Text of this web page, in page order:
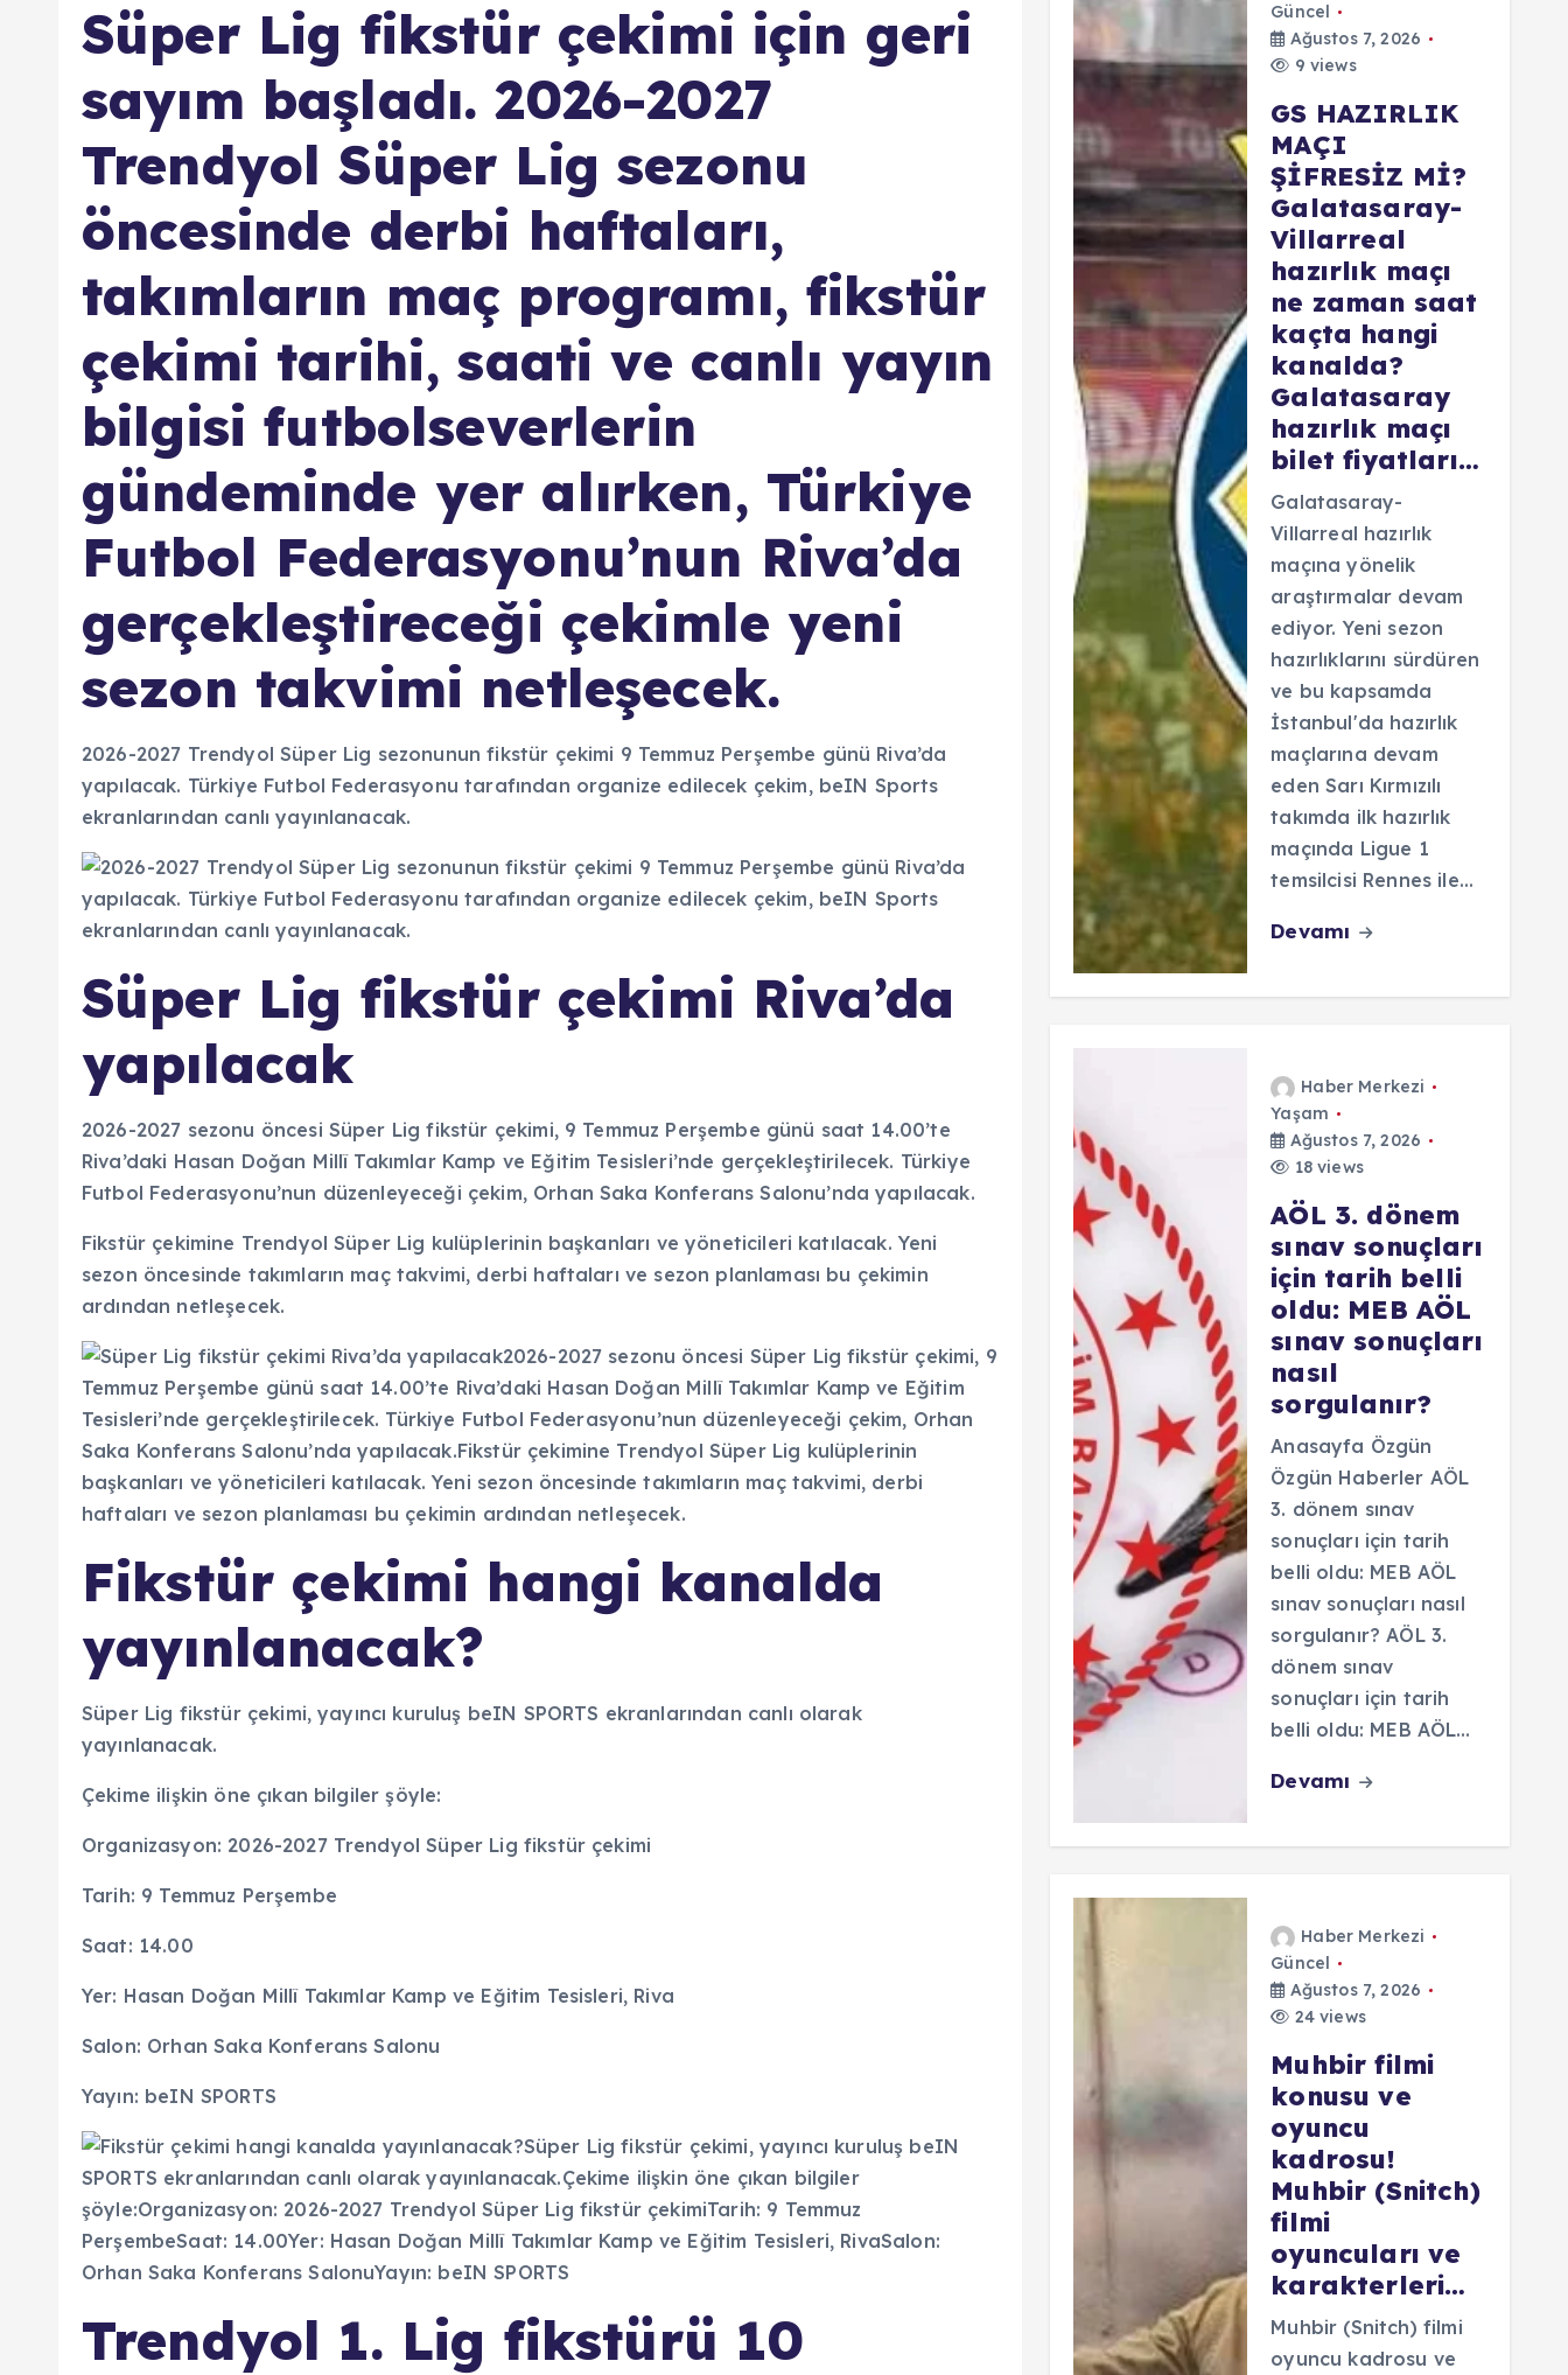
Süper Lig fikstür çekimi için geri
sayım başladı. 2026-2027
Trendyol Süper Lig sezonu
öncesinde derbi haftaları,
takımların maç programı, fikstür
çekimi tarihi, saati ve canlı yayın
bilgisi futbolseverlerin
gündeminde yer alırken, Türkiye
Futbol Federasyonu’nun Riva’da
gerçekleştireceği çekimle yeni
sezon takvimi netleşecek.
2026-2027 Trendyol Süper Lig sezonunun fikstür çekimi 9 Temmuz Perşembe günü Riva’da
yapılacak. Türkiye Futbol Federasyonu tarafından organize edilecek çekim, beIN Sports
ekranlarından canlı yayınlanacak.
Süper Lig fikstür çekimi Riva’da
yapılacak
2026-2027 sezonu öncesi Süper Lig fikstür çekimi, 9 Temmuz Perşembe günü saat 14.00’te
Riva’daki Hasan Doğan Millî Takımlar Kamp ve Eğitim Tesisleri’nde gerçekleştirilecek. Türkiye
Futbol Federasyonu’nun düzenleyeceği çekim, Orhan Saka Konferans Salonu’nda yapılacak.
Fikstür çekimine Trendyol Süper Lig kulüplerinin başkanları ve yöneticileri katılacak. Yeni
sezon öncesinde takımların maç takvimi, derbi haftaları ve sezon planlaması bu çekimin
ardından netleşecek.
Fikstür çekimi hangi kanalda
yayınlanacak?
Süper Lig fikstür çekimi, yayıncı kuruluş beIN SPORTS ekranlarından canlı olarak
yayınlanacak.
Çekime ilişkin öne çıkan bilgiler şöyle:
Organizasyon: 2026-2027 Trendyol Süper Lig fikstür çekimi
Tarih: 9 Temmuz Perşembe
Saat: 14.00
Yer: Hasan Doğan Millî Takımlar Kamp ve Eğitim Tesisleri, Riva
Salon: Orhan Saka Konferans Salonu
Yayın: beIN SPORTS
Trendyol 1. Lig fikstürü 10
Güncel
Ağustos 7, 2026
9 views
GS HAZIRLIK
MAÇI
ŞİFRESİZ Mİ?
Galatasaray-
Villarreal
hazırlık maçı
ne zaman saat
kaçta hangi
kanalda?
Galatasaray
hazırlık maçı
bilet fiyatları…
Galatasaray-
Villarreal hazırlık
maçına yönelik
araştırmalar devam
ediyor. Yeni sezon
hazırlıklarını sürdüren
ve bu kapsamda
İstanbul'da hazırlık
maçlarına devam
eden Sarı Kırmızılı
takımda ilk hazırlık
maçında Ligue 1
temsilcisi Rennes ile…
Devamı
Haber Merkezi
Yaşam
Ağustos 7, 2026
18 views
AÖL 3. dönem
sınav sonuçları
için tarih belli
oldu: MEB AÖL
sınav sonuçları
nasıl
sorgulanır?
Anasayfa Özgün
Özgün Haberler AÖL
3. dönem sınav
sonuçları için tarih
belli oldu: MEB AÖL
sınav sonuçları nasıl
sorgulanır? AÖL 3.
dönem sınav
sonuçları için tarih
belli oldu: MEB AÖL…
Devamı
Haber Merkezi
Güncel
Ağustos 7, 2026
24 views
Muhbir filmi
konusu ve
oyuncu
kadrosu!
Muhbir (Snitch)
filmi
oyuncuları ve
karakterleri…
Muhbir (Snitch) filmi
oyuncu kadrosu ve